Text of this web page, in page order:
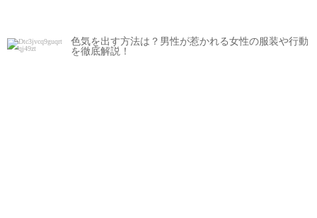
色気を出す方法は？男性が惹かれる女性の服装や行動
を徹底解説！